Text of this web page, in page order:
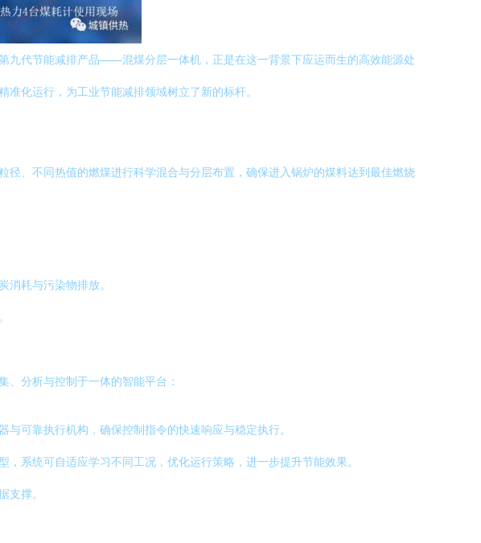
九代节能减排产品——混煤分层一体机，正是在这一背景下应运而生的高效能源处
化运行，为工业节能减排领域树立了新的标杆。
、不同热值的燃煤进行科学混合与分层布置，确保进入锅炉的煤料达到最佳燃烧
耗与污染物排放。
分析与控制于一体的智能平台：
可靠执行机构，确保控制指令的快速响应与稳定执行。
系统可自适应学习不同工况，优化运行策略，进一步提升节能效果。
支撑。